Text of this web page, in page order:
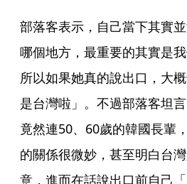
部落客表示，自己當下其實
哪個地方，最重要的其實是
所以如果她真的說出口，大
是台灣啦」。不過部落客坦
竟然連50、60歲的韓國長輩
的關係很微妙，甚至明白台
意，進而在話說出口前自己